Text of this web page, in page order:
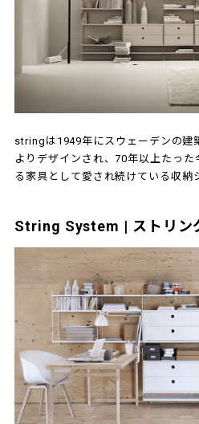
stringは1949年にスウェーデンの建
よりデザインされ、70年以上たっ
る家具として愛され続けている収納
String System | ストリン